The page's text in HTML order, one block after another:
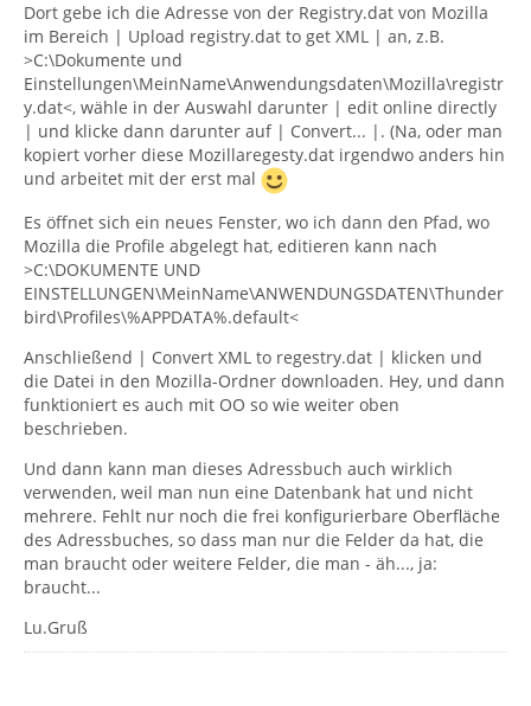
Dort gebe ich die Adresse von der Registry.dat von Mozilla
im Bereich | Upload registry.dat to get XML | an, z.B.
>C:\Dokumente und
Einstellungen\MeinName\Anwendungsdaten\Mozilla\registr
y.dat<, wähle in der Auswahl darunter | edit online directly
| und klicke dann darunter auf | Convert... |. (Na, oder man
kopiert vorher diese Mozillaregesty.dat irgendwo anders hin
und arbeitet mit der erst mal
Es öffnet sich ein neues Fenster, wo ich dann den Pfad, wo
Mozilla die Profile abgelegt hat, editieren kann nach
>C:\DOKUMENTE UND
EINSTELLUNGEN\MeinName\ANWENDUNGSDATEN\Thunder
bird\Profiles\%APPDATA%.default<
Anschließend | Convert XML to regestry.dat | klicken und
die Datei in den Mozilla-Ordner downloaden. Hey, und dann
funktioniert es auch mit OO so wie weiter oben
beschrieben.
Und dann kann man dieses Adressbuch auch wirklich
verwenden, weil man nun eine Datenbank hat und nicht
mehrere. Fehlt nur noch die frei konfigurierbare Oberfläche
des Adressbuches, so dass man nur die Felder da hat, die
man braucht oder weitere Felder, die man - äh..., ja:
braucht...
Lu.Gruß